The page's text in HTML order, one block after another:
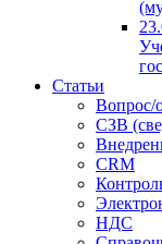
Статьи
Вопрос/
СЗВ
CRM
НДС